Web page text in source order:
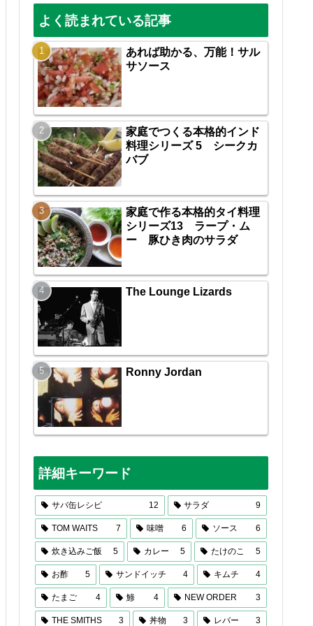
よく読まれている記事
あれば助かる、万能！サル
サソース
家庭でつくる本格的インド
料理シリーズ 5 シークカ
バブ
家庭で作る本格的タイ料理
シリーズ13 ラープ・ム
ー 豚ひき肉のサラダ
The Lounge Lizards
Ronny Jordan
詳細キーワード
サバ缶レシピ 12 サラダ 9
TOM WAITS 7 味噌 6 ソース 6
炊き込みご飯 5 カレー 5 たけのこ 5
お酢 5 サンドイッチ 4 キムチ 4
たまご 4 鯵 4 NEW ORDER 3
THE SMITHS 3 丼物 3 レバー 3